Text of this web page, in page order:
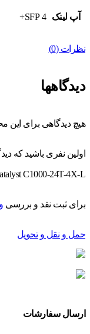
آپ لینک 4 SFP+
نظرات (0)
دیدگاهها
هیچ دیدگاهی برای
C1000-24T-4X-L”
برای ثبت نقد و بررسی
حمل و نقل و تحویل
ارسال سفارشات